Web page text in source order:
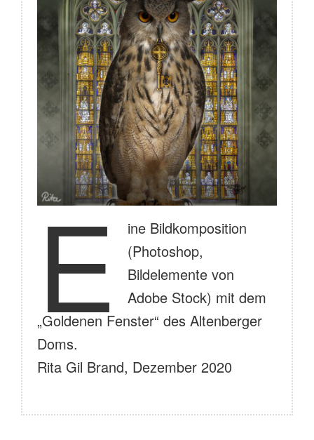
E
ine Bildkomposition
(Photoshop,
Bildelemente von
Adobe Stock) mit dem
„Goldenen Fenster“ des Altenberger
Doms.
Rita Gil Brand, Dezember 2020